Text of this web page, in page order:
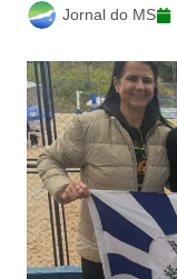
Jornal do MS